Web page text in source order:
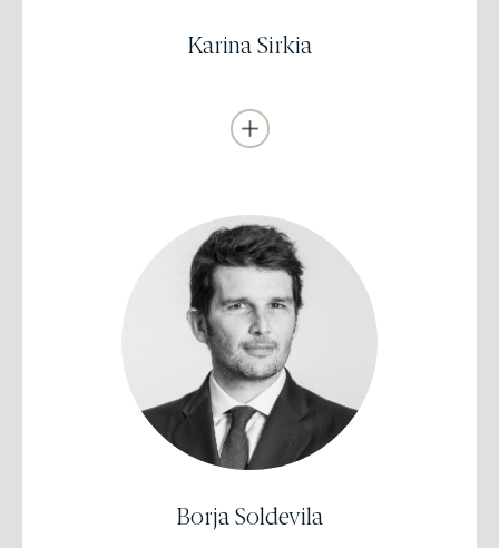
Karina Sirkia
Borja Soldevila
Licenciado en Derecho, Master Business in Law y
Master en FiscalidadESADE (Barcelona)
MBA con especialización en Finanzas y
ContabilidadUniversidad de Chicago, Booth
School of Business
Experiencia previa a EDM de 5 años en el equipo de Fiscalidad
Se incorporó a EDM como Analista-Gestor en 2014.